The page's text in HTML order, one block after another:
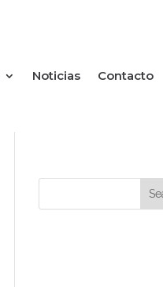
Noticias Contacto